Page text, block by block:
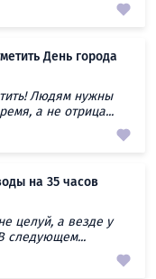
День города
Людям нужны
а не отрица...
на 35 часов
целуй, а везде у
следующем...